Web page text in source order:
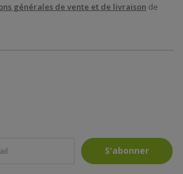
générales de vente et de livraison de
S'abonner